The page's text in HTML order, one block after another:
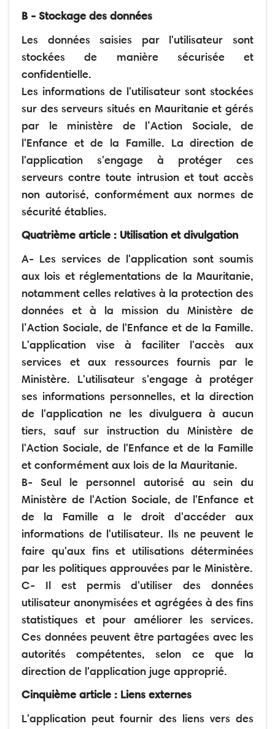
B - Stockage des données
Les données saisies par l'utilisateur sont
stockées de manière sécurisée et
confidentielle.
Les informations de l'utilisateur sont stockées
sur des serveurs situés en Mauritanie et gérés
par le ministère de l’Action Sociale, de
l'Enfance et de la Famille. La direction de
l'application s'engage à protéger ces
serveurs contre toute intrusion et tout accès
non autorisé, conformément aux normes de
sécurité établies.
Quatrième article : Utilisation et divulgation
A- Les services de l'application sont soumis
aux lois et réglementations de la Mauritanie,
notamment celles relatives à la protection des
données et à la mission du Ministère de
l’Action Sociale, de l'Enfance et de la Famille.
L'application vise à faciliter l'accès aux
services et aux ressources fournis par le
Ministère. L'utilisateur s'engage à protéger
ses informations personnelles, et la direction
de l'application ne les divulguera à aucun
tiers, sauf sur instruction du Ministère de
l'Action Sociale, de l'Enfance et de la Famille
et conformément aux lois de la Mauritanie.
B- Seul le personnel autorisé au sein du
Ministère de l'Action Sociale, de l'Enfance et
de la Famille a le droit d'accéder aux
informations de l'utilisateur. Ils ne peuvent le
faire qu'aux fins et utilisations déterminées
par les politiques approuvées par le Ministère.
C- Il est permis d'utiliser des données
utilisateur anonymisées et agrégées à des fins
statistiques et pour améliorer les services.
Ces données peuvent être partagées avec les
autorités compétentes, selon ce que la
direction de l'application juge approprié.
Cinquième article : Liens externes
L'application peut fournir des liens vers des